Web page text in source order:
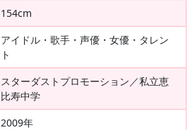
154cm
アイドル・歌手・声優・女優・タレン
ト
スターダストプロモーション／私立恵
比寿中学
2009年